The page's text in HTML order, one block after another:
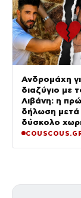
Ανδρομάχη
διαζύγιο με
Λιβάνη: η
δήλωση μετά
δύσκολο
«Όποιος